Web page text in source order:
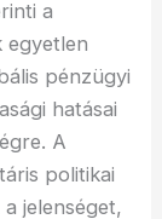
a
egyetlen
pénzügyi
hatásai
A
politikai
jelenséget,